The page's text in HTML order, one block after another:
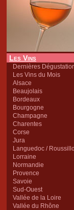
Les Vins
Dernières
Les Vins du Mois
Alsace
Beaujolais
Bordeaux
Bourgogne
Champagne
Charentes
Corse
Jura
Languedoc /
Lorraine
Normandie
Provence
Savoie
Sud-Ouest
Vallée de la Loire
Vallée du Rhône